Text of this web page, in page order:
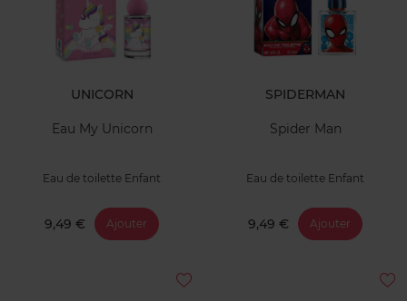
UNICORN
Eau My Unicorn
Eau de toilette Enfant
9,49 € Ajouter
SPIDERMAN
Spider Man
Eau de toilette Enfant
9,49 € Ajouter